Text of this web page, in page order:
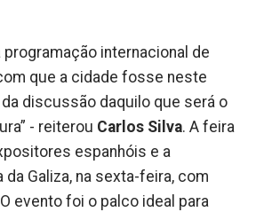
programação internacional de
que a cidade fosse neste
discussão daquilo que será o
- reiterou Carlos Silva. A feira
espanhóis e a
da Galiza, na sexta-feira, com
evento foi o palco ideal para